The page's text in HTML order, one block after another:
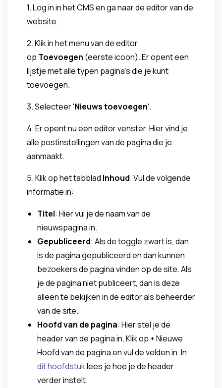
1. Log in in het CMS en ga naar de editor van de
website.
2. Klik in het menu van de editor
op Toevoegen (eerste icoon). Er opent een
lijstje met alle typen pagina's die je kunt
toevoegen.
3. Selecteer 'Nieuws toevoegen'.
4. Er opent nu een editor venster. Hier vind je
alle postinstellingen van de pagina die je
aanmaakt.
5. Klik op het tabblad Inhoud. Vul de volgende
informatie in:
Titel: Hier vul je de naam van de
nieuwspagina in.
Gepubliceerd: Als de toggle zwart is, dan
is de pagina gepubliceerd en dan kunnen
bezoekers de pagina vinden op de site. Als
je de pagina niet publiceert, dan is deze
alleen te bekijken in de editor als beheerder
van de site.
Hoofd van de pagina: Hier stel je de
header van de pagina in. Klik op + Nieuwe
Hoofd van de pagina en vul de velden in. In
dit hoofdstuklees je hoe je de header
verder instelt.